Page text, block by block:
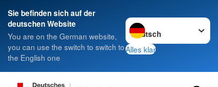
Sie befinden sich auf der
deutschen Website
You are on the German website,
you can use the switch to switch to
the English one
Sprache wechseln zu
Alles klar